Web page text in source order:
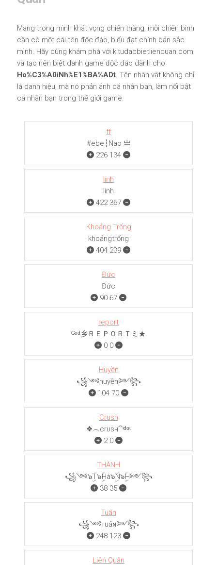
Mang trong mình khát vọng chiến thắng, mỗi chiến binh
cần có một cái tên độc đáo, biểu đạt chính bản sắc
mình. Hãy cùng khám phá với kitudacbietlienquan.com
và tạo nên biệt danh game độc đáo dành cho
Ho%C3%A0iNh%E1%BA%ADt. Tên nhân vật không chỉ
là danh hiệu, mà nó phản ánh cá nhân bạn, làm nổi bật
cá nhân bạn trong thế giới game.
ff
#ebe┆Nao 亗
226 134
linh
linh
422 367
Khoảng Trống
khoảngㅤㅤㅤtrống
404 239
Đức
Đức
90 67
report
ᴳᵒᵈ乡ＲＥＰＯＲＴミ★
0 0
Huyền
꧁༺huyền༻꧂
104 70
Crush
❖︵crυѕн⁀ᶦᵈᵒᶫ
2 0
THÀNH
꧁༺๖ۣۜT๖ۣۜHà๖ۣۜN๖ۣۜH༻꧂
38 35
Tuấn
꧁༺тuấɴ༻꧂
248 123
Liên Quân